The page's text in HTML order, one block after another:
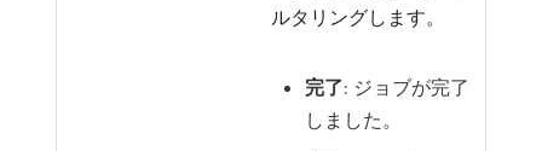
ルタリングします。
完了: ジョブが完了
しました。